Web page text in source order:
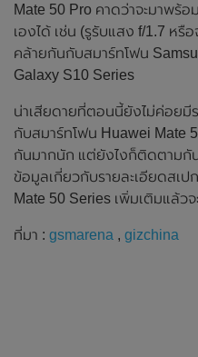
Mate 50 Pro คาดว่าจะมาพ
เองได้ เช่น (รูรับแสง f/1.7 หรื
คล้ายกันกับสมาร์ทโฟน
Galaxy S10 Series
น่าเสียดายที่ตอนนี้ยังไม่ค่อยมี
กับสมาร์ทโฟน Huawei Mate
กันมากนัก แต่ยังไงก็ติดตามกัน
ข้อมูลเกี่ยวกับรายละเอียดสเ
Mate 50 Series เพิ่มเติมแล้ว
ที่มา : gsmarena , gizchina